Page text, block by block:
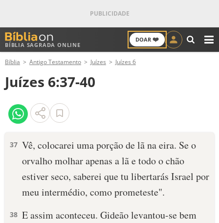
BÍBLIA SAGRADA ONLINE
DOAR ❤️
ANTIGO TESTAMENTO
NOVO TESTAMENTO
VERSÍCULOS
PALAVRA DO DIA
SALMO DO DIA
DEVOCIONAL DIÁRIO
Bíblia Antigo Testamento Juízes Juízes 6
Juízes 6:37-40
37 Vê, colocarei uma porção de lã na eira. Se o
orvalho molhar apenas a lã e todo o chão
estiver seco, saberei que tu libertarás Israel por
meu intermédio, como prometeste".
38 E assim aconteceu. Gideão levantou-se bem